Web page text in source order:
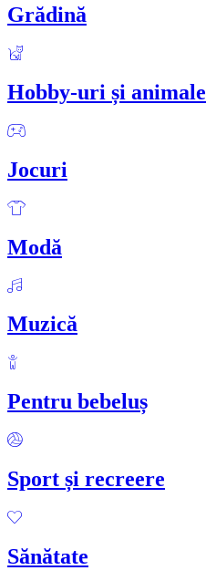
Grădină
Hobby-uri și animale
Jocuri
Modă
Muzică
Pentru bebeluș
Sport și recreere
Sănătate